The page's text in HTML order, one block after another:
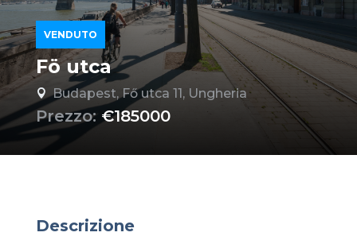
VENDUTO
Fö utca
 Budapest, Fő utca 11, Ungheria
Prezzo: €185000
Descrizione